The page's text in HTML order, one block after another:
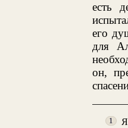
есть
его
для
он,
1